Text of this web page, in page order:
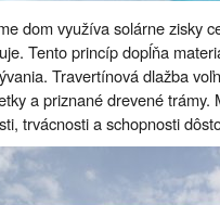
dom využíva solárne zisky
Tento princíp dopĺňa
Travertínová dlažba
a priznané drevené trámy.
trvácnosti a schopnosti